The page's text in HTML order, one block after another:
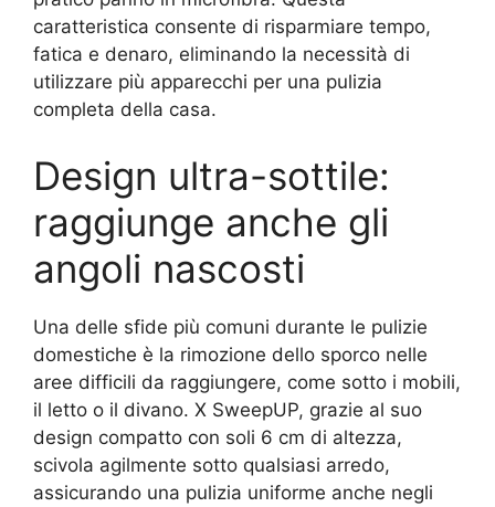
caratteristica consente di risparmiare tempo,
fatica e denaro, eliminando la necessità di
utilizzare più apparecchi per una pulizia
completa della casa.
Design ultra-sottile:
raggiunge anche gli
angoli nascosti
Una delle sfide più comuni durante le pulizie
domestiche è la rimozione dello sporco nelle
aree difficili da raggiungere, come sotto i mobili,
il letto o il divano. X SweepUP, grazie al suo
design compatto con soli 6 cm di altezza,
scivola agilmente sotto qualsiasi arredo,
assicurando una pulizia uniforme anche negli